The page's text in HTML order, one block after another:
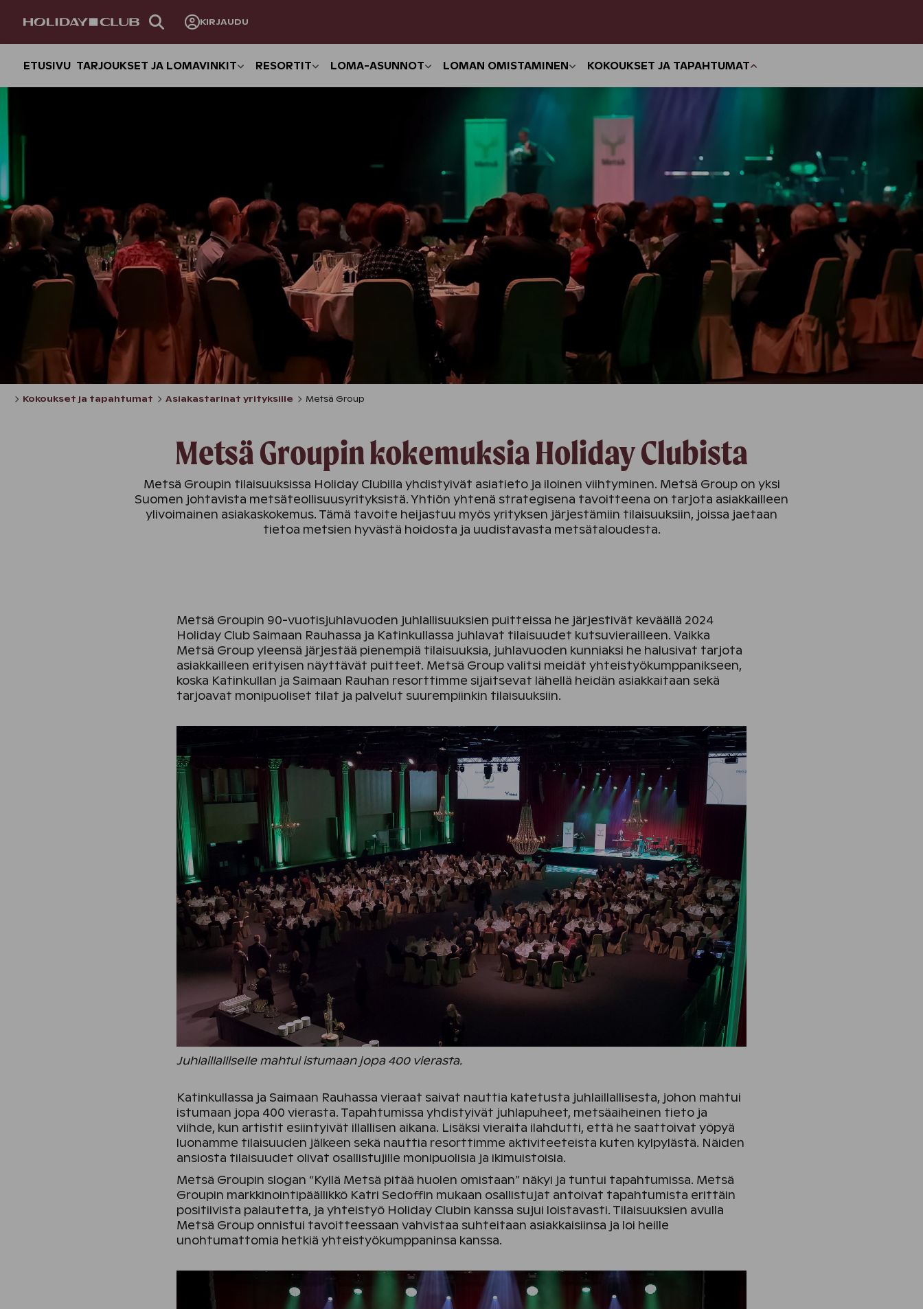
SIVUNAVIGOINTI
KIRJAUDU
ETUSIVU TARJOUKSET JA LOMAVINKIT RESORTIT LOMA-ASUNNOT LOMAN OMISTAMINEN KOKOUKSET JA TAPAHTUMAT
Kokoukset ja tapahtumat Asiakastarinat yrityksille Metsä Group
Metsä Groupin kokemuksia Holiday Clubista
Metsä Groupin tilaisuuksissa Holiday Clubilla yhdistyivät asiatieto ja iloinen viihtyminen. Metsä Group on yksi
Suomen johtavista metsäteollisuusyrityksistä. Yhtiön yhtenä strategisena tavoitteena on tarjota asiakkailleen
ylivoimainen asiakaskokemus. Tämä tavoite heijastuu myös yrityksen järjestämiin tilaisuuksiin, joissa jaetaan
tietoa metsien hyvästä hoidosta ja uudistavasta metsätaloudesta.
Metsä Groupin 90-vuotisjuhlavuoden juhlallisuuksien puitteissa he järjestivät keväällä 2024
Holiday Club Saimaan Rauhassa ja Katinkullassa juhlavat tilaisuudet kutsuvierailleen. Vaikka
Metsä Group yleensä järjestää pienempiä tilaisuuksia, juhlavuoden kunniaksi he halusivat tarjota
asiakkailleen erityisen näyttävät puitteet. Metsä Group valitsi meidät yhteistyökumppanikseen,
koska Katinkullan ja Saimaan Rauhan resorttimme sijaitsevat lähellä heidän asiakkaitaan sekä
tarjoavat monipuoliset tilat ja palvelut suurempiinkin tilaisuuksiin.
Juhlaillalliselle mahtui istumaan jopa 400 vierasta.
Katinkullassa ja Saimaan Rauhassa vieraat saivat nauttia katetusta juhlaillallisesta, johon mahtui
istumaan jopa 400 vierasta. Tapahtumissa yhdistyivät juhlapuheet, metsäaiheinen tieto ja
viihde, kun artistit esiintyivät illallisen aikana. Lisäksi vieraita ilahdutti, että he saattoivat yöpyä
luonamme tilaisuuden jälkeen sekä nauttia resorttimme aktiviteeteista kuten kylpylästä. Näiden
ansiosta tilaisuudet olivat osallistujille monipuolisia ja ikimuistoisia.
Metsä Groupin slogan “Kyllä Metsä pitää huolen omistaan” näkyi ja tuntui tapahtumissa. Metsä
Groupin markkinointipäällikkö Katri Sedoffin mukaan osallistujat antoivat tapahtumista erittäin
positiivista palautetta, ja yhteistyö Holiday Clubin kanssa sujui loistavasti. Tilaisuuksien avulla
Metsä Group onnistui tavoitteessaan vahvistaa suhteitaan asiakkaisiinsa ja loi heille
unohtumattomia hetkiä yhteistyökumppaninsa kanssa.